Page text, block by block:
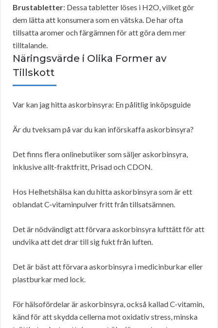
Brustabletter: Dessa tabletter löses i H2O, vilket gör
dem lätta att konsumera som en vätska. De har ofta
tillsatta aromer och färgämnen för att göra dem mer
tilltalande.
Näringsvärde i Olika Former av
Tillskott
Var kan jag hitta askorbinsyra: En pålitlig inköpsguide
Är du tveksam på var du kan införskaffa askorbinsyra?
Det finns flera onlinebutiker som säljer askorbinsyra,
inklusive allt-fraktfritt, Prisad och CDON.
Hos Helhetshälsa kan du hitta askorbinsyra som är ett
oblandat C-vitaminpulver fritt från tillsatsämnen.
Det är nödvändigt att förvara askorbinsyra lufttätt för att
undvika att det drar till sig fukt från luften.
Det är bäst att förvara askorbinsyra i medicinburkar eller
plastburkar med lock.
För hälsofördelar är askorbinsyra, också kallad C-vitamin,
känd för att skydda cellerna mot oxidativ stress, minska